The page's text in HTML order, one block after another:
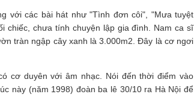
với các bài hát như "Tình đơn côi", "Mưa tuyệt
chiếc, chưa tính chuyện lập gia đình. Nam ca sĩ
tràn ngập cây xanh là 3.000m2. Đây là cơ ngơi
cơ duyên với âm nhạc. Nói đến thời điểm vào
này (năm 1998) đoàn ba lê 30/10 ra Hà Nội để